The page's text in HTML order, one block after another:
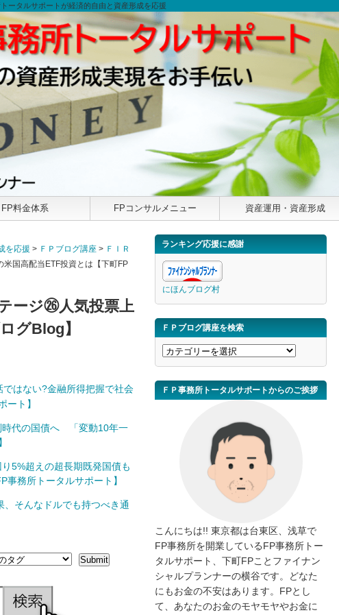
ータルサポートが経済的自由と資産形成を応援
FP料金体系 FPコンサルメニュー 資産運用・資産形成
を応援 > ＦＰブログ講座 > ＦＩＲ
国高配当ETF投資とは【下町FP
ージ㉖人気投票上
グBlog】
はない?金融所得把握で社会
ート】
時代の国債へ 「変動10年一
5%超えの超長期既発国債も
務所トータルサポート】
、そんなドルでも持つべき通
ランキング応援に感謝
にほんブログ村
ＦＰブログ講座を検索
Ｆ
Ｐ
ブ
ＦＰ事務所トータルサポートからのご挨拶
こんにちは!! 東京都は台東区、浅草で
FP事務所を開業しているFP事務所トー
タルサポート、下町FPことファイナン
シャルプランナーの横谷です。どなた
にもお金の不安はあります。FPとし
て、あなたのお金のモヤモヤやお金に